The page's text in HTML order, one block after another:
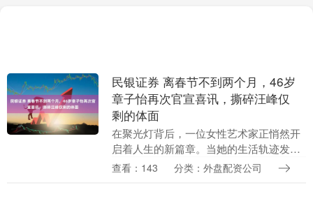
民银证券 离春节不到两个月，46岁
章子怡再次官宣喜讯，撕碎汪峰仅
剩的体面
在聚光灯背后，一位女性艺术家正悄然开
启着人生的新篇章。当她的生活轨迹发生
变化时，她不仅展现了自己作为创作者的
查看：143 分类：外盘配资公司